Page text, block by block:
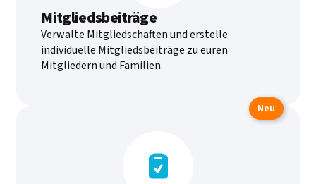
Mitgliedsbeiträge
Verwalte Mitgliedschaften und erstelle
individuelle Mitgliedsbeiträge zu euren
Mitgliedern und Familien.

Neu